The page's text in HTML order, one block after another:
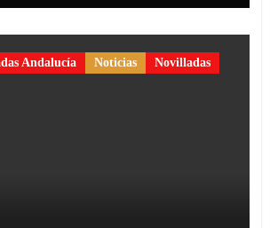
Andalucía Noticias Novilladas